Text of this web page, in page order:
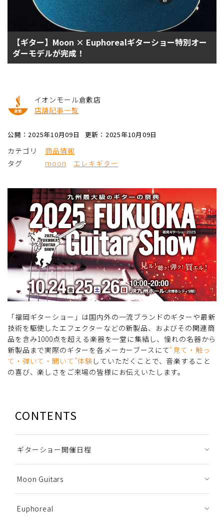
【ギター】Moon × Euphorealギターショー特別オー
ダーモデルが完成！
イオンモール倉敷店
店舗記事一覧
公開：2025年10月09日 更新：2025年10月09日
カテゴリ
商品情報
タグ
moon エレキギター
「福岡ギターショー」は国内外の一流ブランドのギターや最新
技術を駆使したエフェクターなどの新製品、およびその関連商
品を含み1000点を超える楽器を一堂に集結し、憧れの名器から
新製品まで実際のギターを各メーカーブースにて“見て・触っ
て・弾いて・聞いて”体験 していただくことで、音楽すること
の喜び、楽しさをご来場の皆様にお伝えいたします。
CONTENTS
ギターショー開催日程
Moon Guitars
Euphoreal